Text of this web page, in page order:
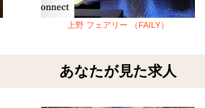
上野 フェアリー （FAILY）
あなたが見た求人